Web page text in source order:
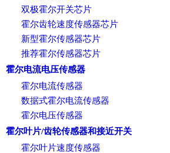
双极霍尔开关芯片
霍尔齿轮速度传感器芯片
新型霍尔传感器芯片
推荐霍尔传感器芯片
霍尔电流电压传感器
霍尔电流传感器
数据式霍尔电流传感器
霍尔电压传感器
霍尔叶片/齿轮传感器和接近开关
霍尔叶片速度传感器